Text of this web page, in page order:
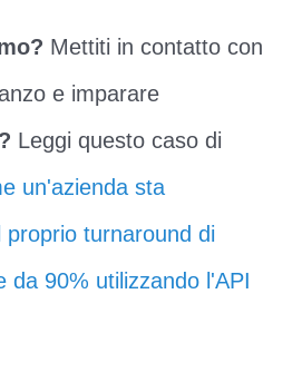
Mettiti in contatto con
e imparare
Leggi questo caso di
un'azienda sta
proprio turnaround di
da 90% utilizzando l'API